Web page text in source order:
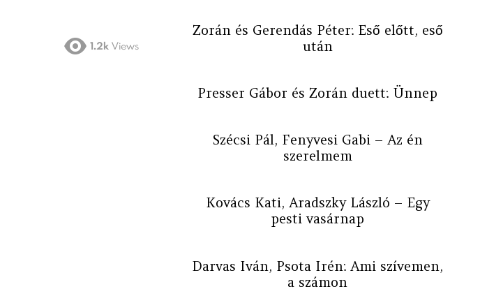
1.2k Views
Zorán és Gerendás Péter: Eső előtt, eső
után
Presser Gábor és Zorán duett: Ünnep
Szécsi Pál, Fenyvesi Gabi – Az én
szerelmem
Kovács Kati, Aradszky László – Egy
pesti vasárnap
Darvas Iván, Psota Irén: Ami szívemen,
a számon